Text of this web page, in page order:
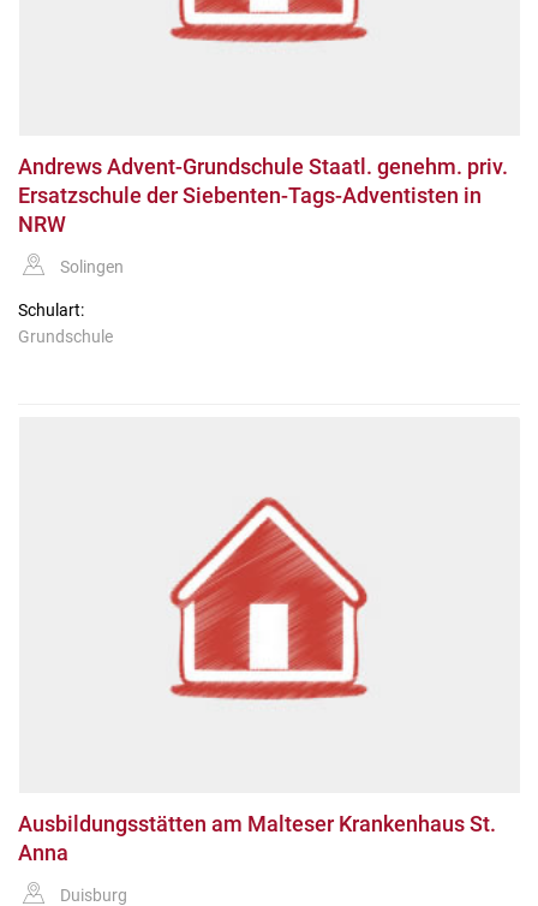
Andrews Advent-Grundschule Staatl. genehm. priv.
Ersatzschule der Siebenten-Tags-Adventisten in
NRW
Solingen
Schulart:
Grundschule
Ausbildungsstätten am Malteser Krankenhaus St.
Anna
Duisburg